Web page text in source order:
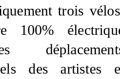
trois
100%
des artistes